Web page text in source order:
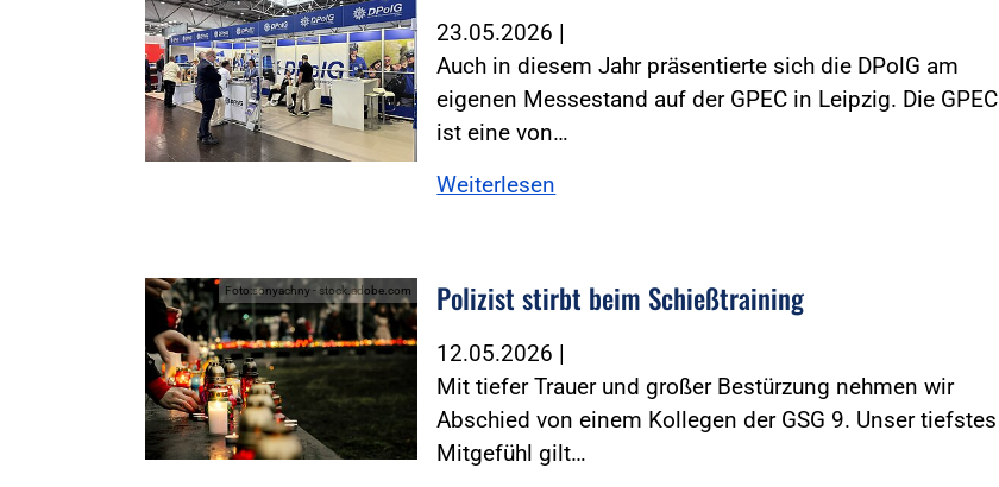
23.05.2026 |
Auch in diesem Jahr präsentierte sich die DPolG am
eigenen Messestand auf der GPEC in Leipzig. Die GPEC
ist eine von…
Weiterlesen
Foto:sonyachny - stock.adobe.com Polizist stirbt beim Schießtraining
12.05.2026 |
Mit tiefer Trauer und großer Bestürzung nehmen wir
Abschied von einem Kollegen der GSG 9. Unser tiefstes
Mitgefühl gilt…